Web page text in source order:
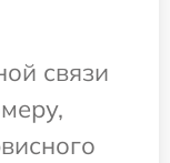
связи